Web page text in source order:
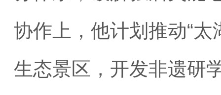
协作上，他计划推动“
生态景区，开发非遗研